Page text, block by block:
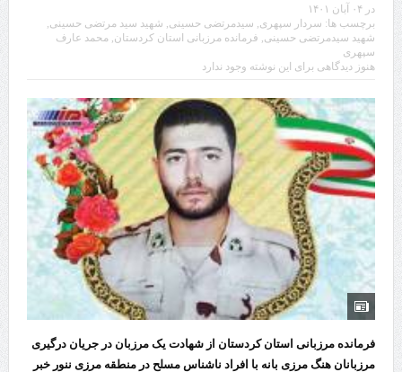
در ۰۴ آبان ۱۴۰۱
برچسب ها: سردار سپهری سیدمرتضی حسینی شهید سید مرتضی حسینی
شهید سیدمرتضی حسینی فرمانده مرزبانی استان کردستان محمد عارف
سپهری
هنوز دیدگاهی برای این نوشته وجود ندارد
فرمانده مرزبانی استان کردستان از شهادت یک مرزبان در جریان درگیری
مرزبانان هنگ مرزی بانه با افراد ناشناس مسلح در منطقه مرزی ننور خبر